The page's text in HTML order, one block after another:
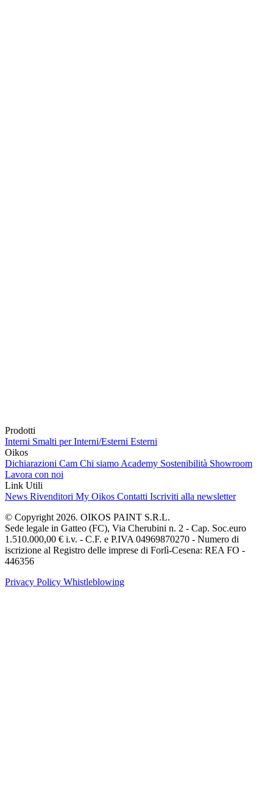
Prodotti
Interni Smalti per Interni/Esterni Esterni
Oikos
Dichiarazioni Cam Chi siamo Academy Sostenibilità Showroom
Lavora con noi
Link Utili
News Rivenditori My Oikos Contatti Iscriviti alla newsletter
© Copyright 2026. OIKOS PAINT S.R.L.
Sede legale in Gatteo (FC), Via Cherubini n. 2 - Cap. Soc.euro
1.510.000,00 € i.v. - C.F. e P.IVA 04969870270 - Numero di
iscrizione al Registro delle imprese di Forlì-Cesena: REA FO -
446356
Privacy Policy Whistleblowing